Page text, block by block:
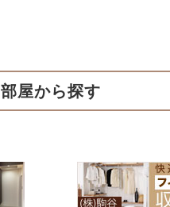
部屋から探す